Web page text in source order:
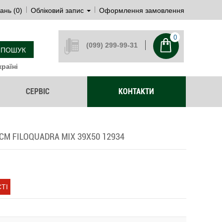
(0) Обліковий запис Оформлення замовлення
ПОШУК
(099) 299-99-31
0
СЕРВІС КОНТАКТИ
FILOQUADRA MIX 39Х50 12934